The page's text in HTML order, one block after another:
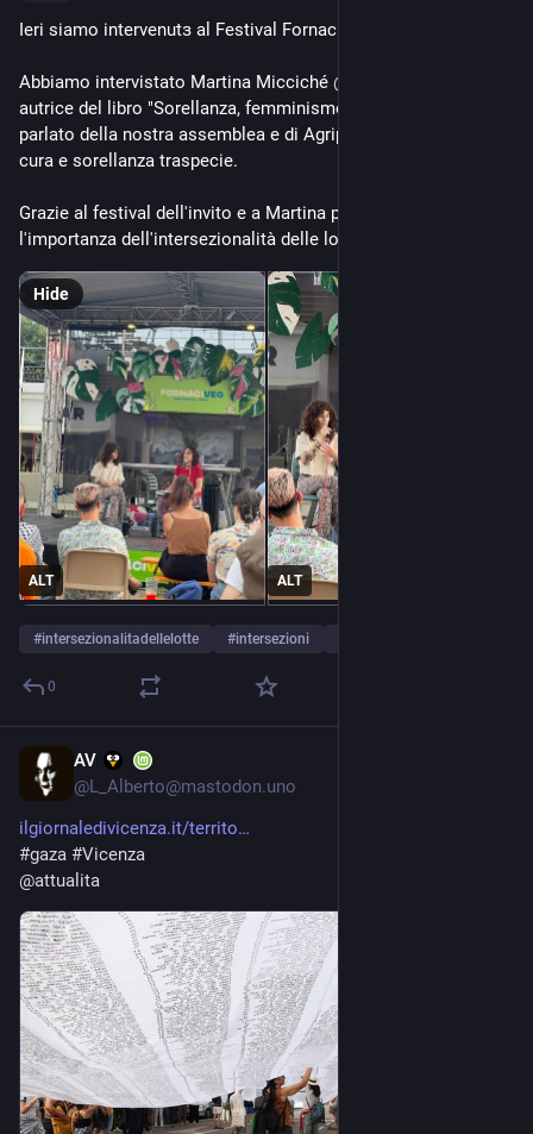
Ieri siamo intervenutɜ al Festival Fornaci Veg a Vicenza.
Abbiamo intervistato Martina Micciché @
autrice del libro "Sorellanza, femminismo e antispecismo" e
parlato della nostra assemblea e di Agripunk come spazio di
cura e sorellanza traspecie.
Grazie al festival dell'invito e a Martina per aver sottolineato
l'importanza dell'intersezionalità delle lotte.
ALT ALT
Hide
#intersezionalitadellelotte #intersezioni
0
AV
@L_Alberto@mastodon.uno
ilgiornaledivicenza.it/territo
#gaza #Vicenza
@attualita